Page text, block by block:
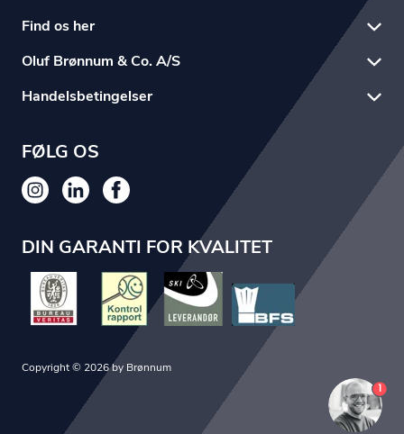
Find os her
Oluf Brønnum & Co. A/S
Handelsbetingelser
FØLG OS
DIN GARANTI FOR KVALITET
Copyright © 2026 by Brønnum
1